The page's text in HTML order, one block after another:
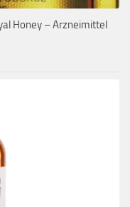
Honey – Arzneimittel